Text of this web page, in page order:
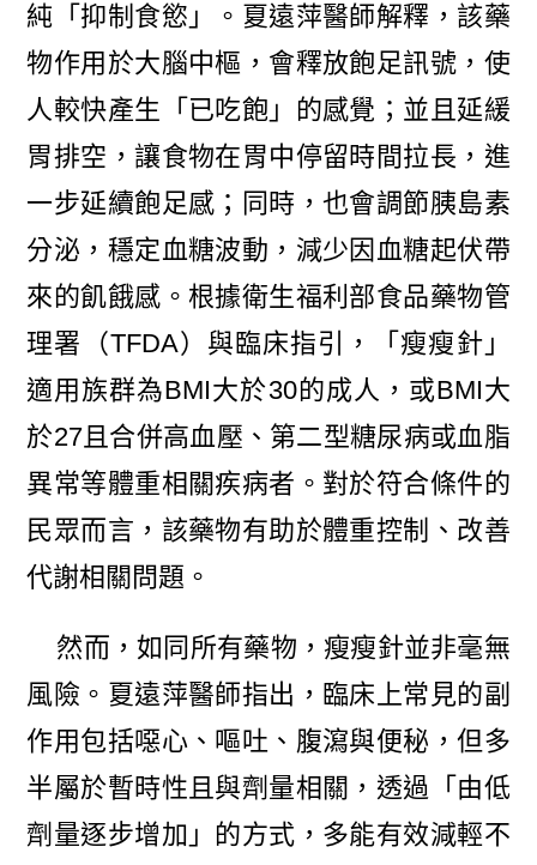
純「抑制食慾」。夏遠萍醫師解釋，該藥
物作用於大腦中樞，會釋放飽足訊號，使
人較快產生「已吃飽」的感覺；並且延緩
胃排空，讓食物在胃中停留時間拉長，進
一步延續飽足感；同時，也會調節胰島素
分泌，穩定血糖波動，減少因血糖起伏帶
來的飢餓感。根據衛生福利部食品藥物管
理署（TFDA）與臨床指引，「瘦瘦針」
適用族群為BMI大於30的成人，或BMI大
於27且合併高血壓、第二型糖尿病或血脂
異常等體重相關疾病者。對於符合條件的
民眾而言，該藥物有助於體重控制、改善
代謝相關問題。
然而，如同所有藥物，瘦瘦針並非毫無
風險。夏遠萍醫師指出，臨床上常見的副
作用包括噁心、嘔吐、腹瀉與便秘，但多
半屬於暫時性且與劑量相關，透過「由低
劑量逐步增加」的方式，多能有效減輕不